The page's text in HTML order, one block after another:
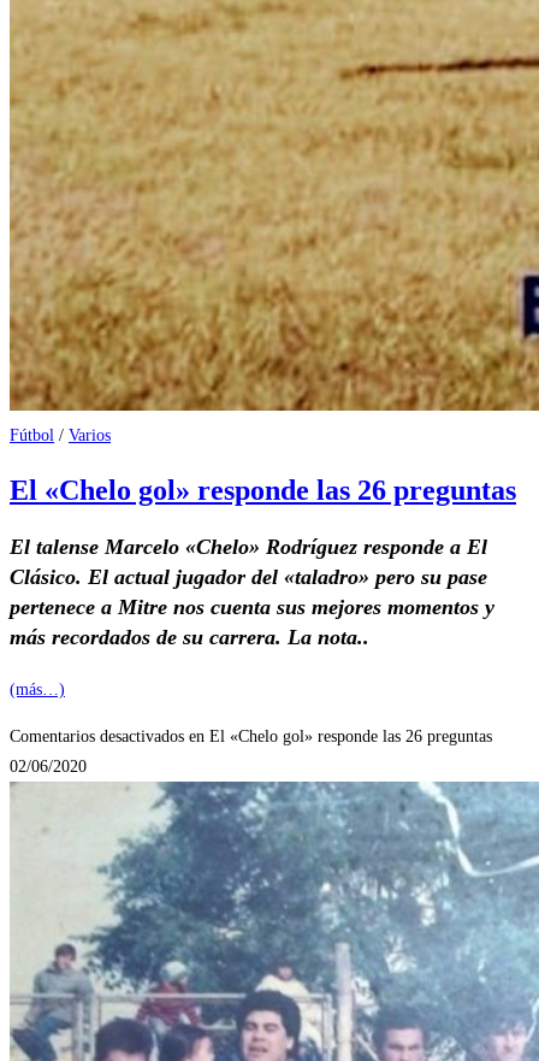
Fútbol / Varios
El «Chelo gol» responde las 26 preguntas
El talense Marcelo «Chelo» Rodríguez responde a El
Clásico. El actual jugador del «taladro» pero su pase
pertenece a Mitre nos cuenta sus mejores momentos y
más recordados de su carrera. La nota..
(más…)
Comentarios desactivados en El «Chelo gol» responde las 26 preguntas
02/06/2020